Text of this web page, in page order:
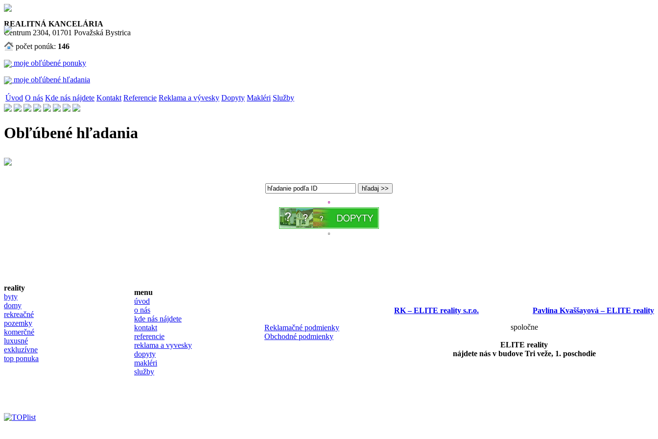
REALITNÁ KANCELÁRIA
Centrum 2304, 01701 Považská Bystrica
počet ponúk: 146
moje obľúbené ponuky
moje obľúbené hľadania
Úvod O nás Kde nás nájdete Kontakt Referencie Reklama a vývesky Dopyty Makléri Služby
Obľúbené hľadania
reality
byty
domy
rekreačné
pozemky
komerčné
luxusné
exkluzívne
top ponuka
menu
úvod
o nás
kde nás nájdete
kontakt
referencie
reklama a vyvesky
dopyty
makléri
služby
Reklamačné podmienky
Obchodné podmienky
RK – ELITE reality s.r.o.
Pavlína Kvaššayová – ELITE reality
spoločne
ELITE reality
nájdete nás v budove Tri veže, 1. poschodie